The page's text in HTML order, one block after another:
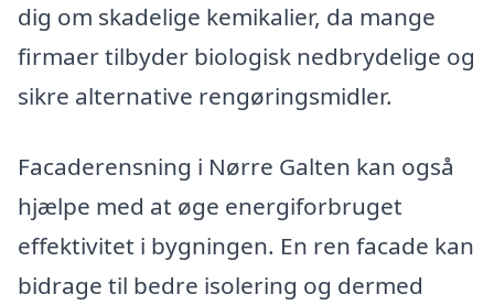
dig om skadelige kemikalier, da mange
firmaer tilbyder biologisk nedbrydelige og
sikre alternative rengøringsmidler.
Facaderensning i Nørre Galten kan også
hjælpe med at øge energiforbruget
effektivitet i bygningen. En ren facade kan
bidrage til bedre isolering og dermed